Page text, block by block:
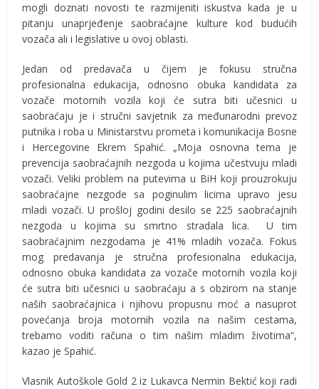
mogli doznati novosti te razmijeniti iskustva kada je u
pitanju unaprjeđenje saobraćajne kulture kod budućih
vozača ali i legislative u ovoj oblasti.
Jedan od predavača u čijem je fokusu stručna
profesionalna edukacija, odnosno obuka kandidata za
vozače motornih vozila koji će sutra biti učesnici u
saobraćaju je i stručni savjetnik za međunarodni prevoz
putnika i roba u Ministarstvu prometa i komunikacija Bosne
i Hercegovine Ekrem Spahić. „Moja osnovna tema je
prevencija saobraćajnih nezgoda u kojima učestvuju mladi
vozači. Veliki problem na putevima u BiH koji prouzrokuju
saobraćajne nezgode sa poginulim licima upravo jesu
mladi vozači. U prošloj godini desilo se 225 saobraćajnih
nezgoda u kojima su smrtno stradala lica. U tim
saobraćajnim nezgodama je 41% mladih vozača. Fokus
mog predavanja je stručna profesionalna edukacija,
odnosno obuka kandidata za vozače motornih vozila koji
će sutra biti učesnici u saobraćaju a s obzirom na stanje
naših saobraćajnica i njihovu propusnu moć a nasuprot
povećanja broja motornih vozila na našim cestama,
trebamo voditi računa o tim našim mladim životima“,
kazao je Spahić.
Vlasnik Autoškole Gold 2 iz Lukavca Nermin Bektić koji radi